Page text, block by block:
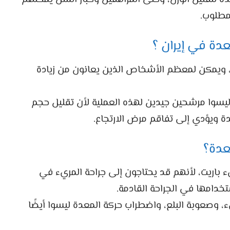
في إيران ؟
ويمكن لمعظم الأشخاص الذين يعانون من زيادة
مرشحين جيدين لهذه العملية لأن تقليل حجم
ويؤدي إلى تفاقم مرض الارتجاع.
لأنهم قد يحتاجون إلى جراحة المريء في
في الجراحة القادمة.
البلع، واضطراب حركة المعدة ليسوا أيضًا